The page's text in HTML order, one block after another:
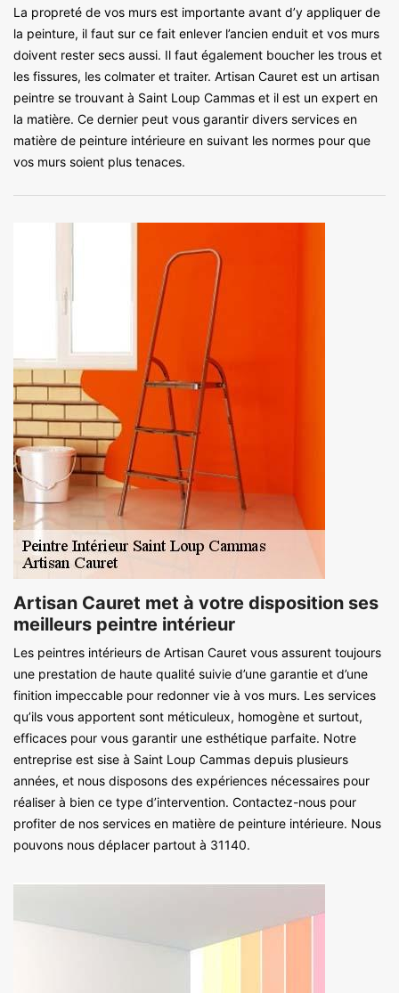
La propreté de vos murs est importante avant d’y appliquer de
la peinture, il faut sur ce fait enlever l’ancien enduit et vos murs
doivent rester secs aussi. Il faut également boucher les trous et
les fissures, les colmater et traiter. Artisan Cauret est un artisan
peintre se trouvant à Saint Loup Cammas et il est un expert en
la matière. Ce dernier peut vous garantir divers services en
matière de peinture intérieure en suivant les normes pour que
vos murs soient plus tenaces.
Artisan Cauret met à votre disposition ses
meilleurs peintre intérieur
Les peintres intérieurs de Artisan Cauret vous assurent toujours
une prestation de haute qualité suivie d’une garantie et d’une
finition impeccable pour redonner vie à vos murs. Les services
qu’ils vous apportent sont méticuleux, homogène et surtout,
efficaces pour vous garantir une esthétique parfaite. Notre
entreprise est sise à Saint Loup Cammas depuis plusieurs
années, et nous disposons des expériences nécessaires pour
réaliser à bien ce type d’intervention. Contactez-nous pour
profiter de nos services en matière de peinture intérieure. Nous
pouvons nous déplacer partout à 31140.